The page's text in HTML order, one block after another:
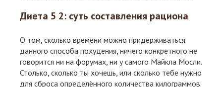
Диета 5 2: суть составления рациона
О том, сколько времени можно придерживаться
данного способа похудения, ничего конкретного не
говорится ни на форумах, ни у самого Майкла Мосли.
Столько, сколько ты хочешь, или сколько тебе нужно
для сброса определённого количества килограммов.